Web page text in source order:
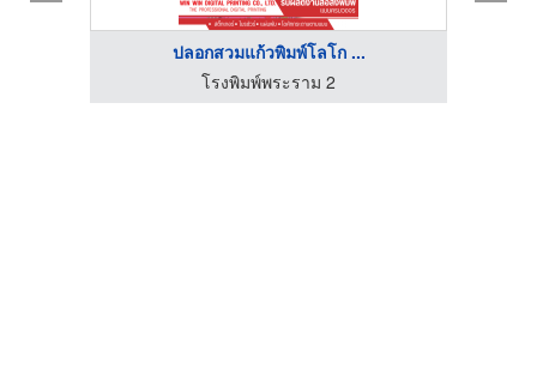
ปลอกสวมแก้วพิมพ์โลโก ...
โรงพิมพ์พระราม 2